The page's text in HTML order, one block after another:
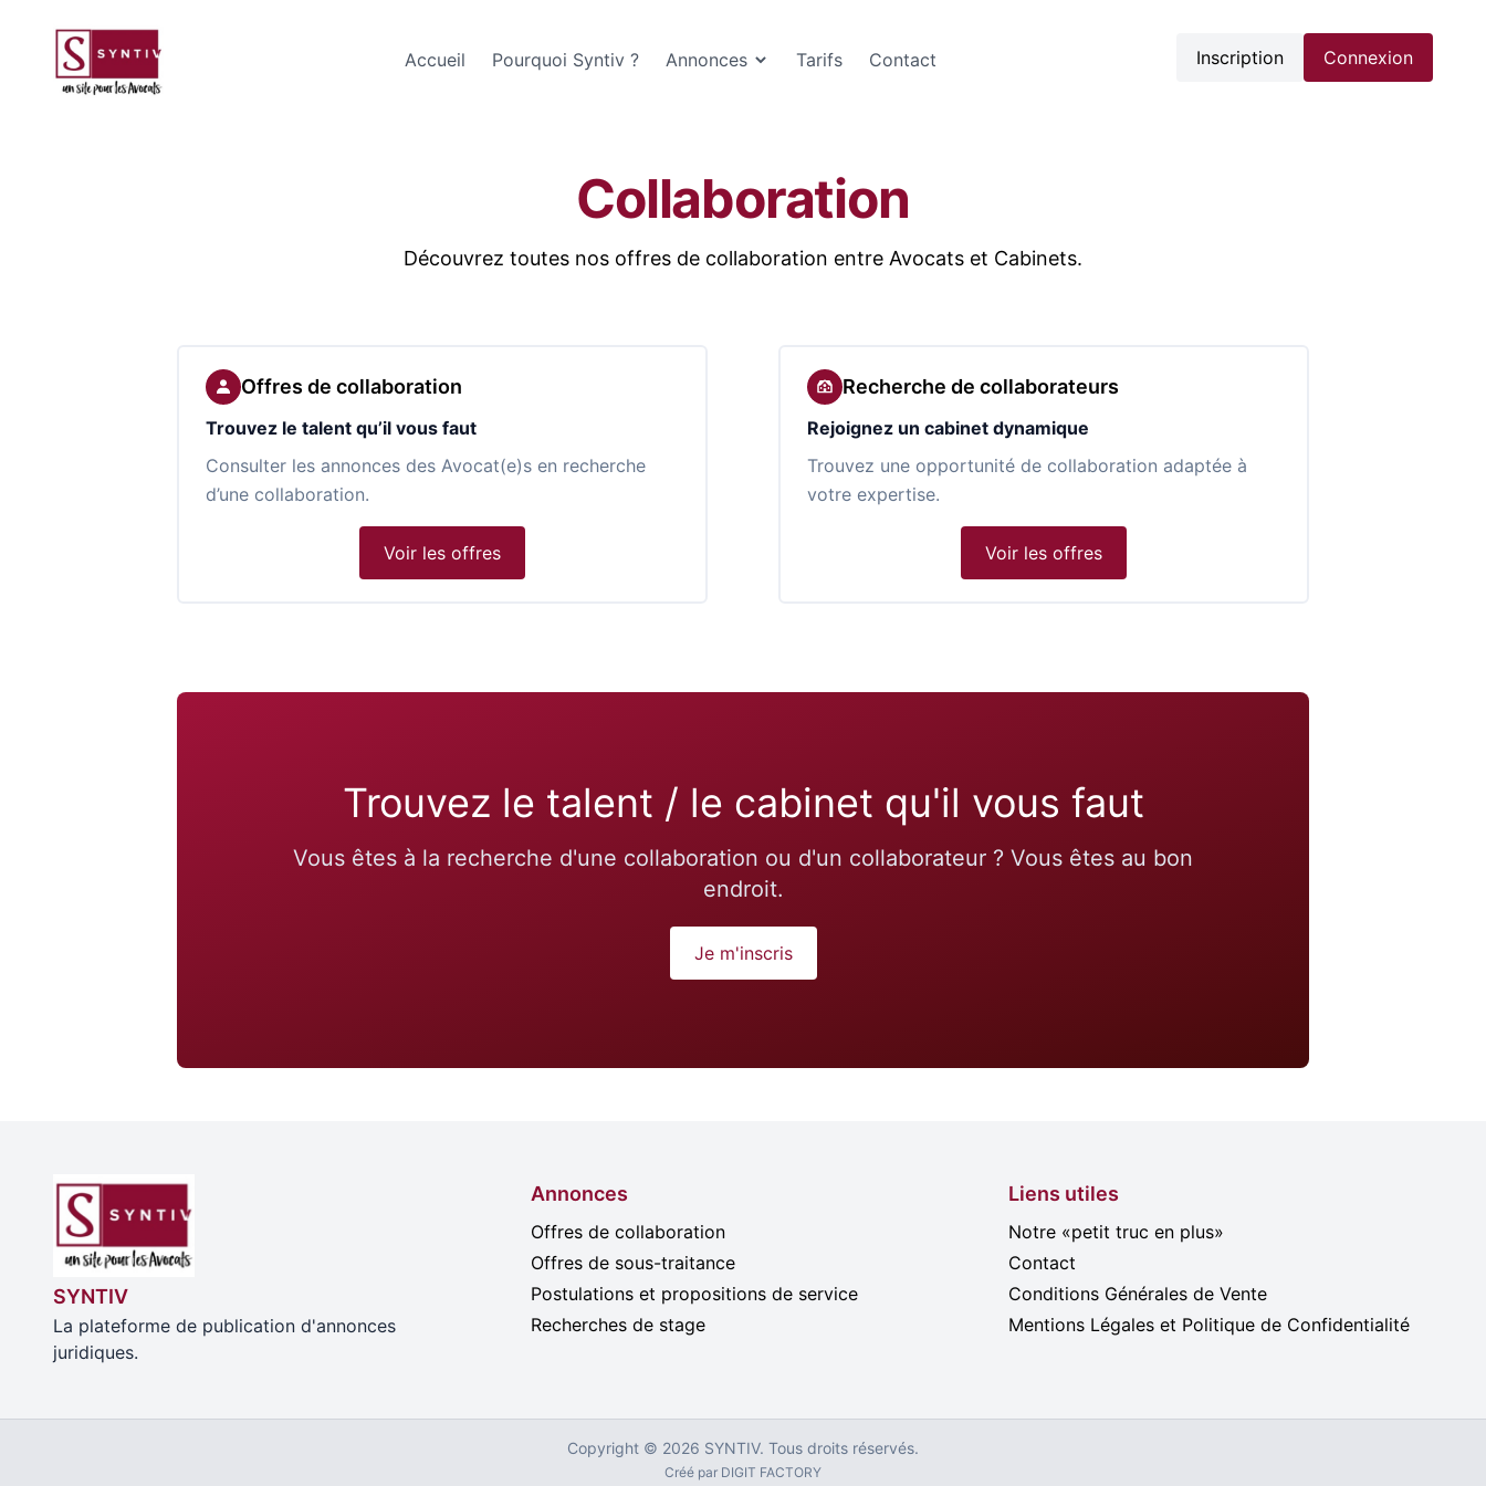
Accueil Pourquoi Syntiv ? Annonces Tarifs Contact Inscription Connexion
Collaboration
Découvrez toutes nos offres de collaboration entre Avocats et Cabinets.
Offres de collaboration
Trouvez le talent qu’il vous faut
Consulter les annonces des Avocat(e)s en recherche
d’une collaboration.
Voir les offres
Recherche de collaborateurs
Rejoignez un cabinet dynamique
Trouvez une opportunité de collaboration adaptée à
votre expertise.
Voir les offres
Trouvez le talent / le cabinet qu'il vous faut
Vous êtes à la recherche d'une collaboration ou d'un collaborateur ? Vous êtes au bon
endroit.
Je m'inscris
SYNTIV
La plateforme de publication d'annonces
juridiques.
Annonces
Offres de collaboration
Offres de sous-traitance
Postulations et propositions de service
Recherches de stage
Liens utiles
Notre «petit truc en plus»
Contact
Conditions Générales de Vente
Mentions Légales et Politique de Confidentialité
Copyright © 2026 SYNTIV. Tous droits réservés.
Créé par DIGIT FACTORY